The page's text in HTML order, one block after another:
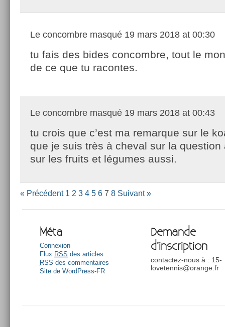
Le concombre masqué 19 mars 2018 at 00:30
tu fais des bides concombre, tout le
de ce que tu racontes.
Le concombre masqué 19 mars 2018 at 00:43
tu crois que c’est ma remarque sur le
que je suis très à cheval sur la question
sur les fruits et légumes aussi.
« Précédent 1 2 3 4 5 6 7 8 Suivant »
Méta
Connexion
Flux RSS des articles
RSS des commentaires
Site de WordPress-FR
Demande
d’inscription
contactez-nous à : 15-
lovetennis@orange.fr